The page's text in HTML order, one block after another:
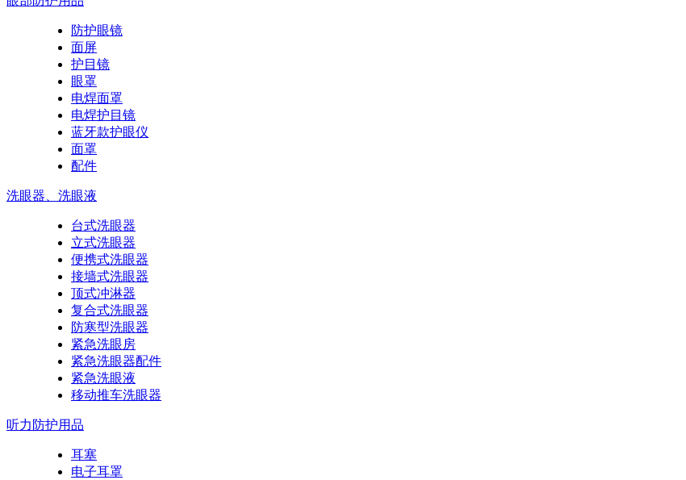
防护眼镜
面屏
护目镜
眼罩
电焊面罩
电焊护目镜
蓝牙款护眼仪
面罩
配件
洗眼器、洗眼液
台式洗眼器
立式洗眼器
便携式洗眼器
接墙式洗眼器
顶式冲淋器
复合式洗眼器
防寒型洗眼器
紧急洗眼房
紧急洗眼器配件
紧急洗眼液
移动推车洗眼器
听力防护用品
耳塞
电子耳罩